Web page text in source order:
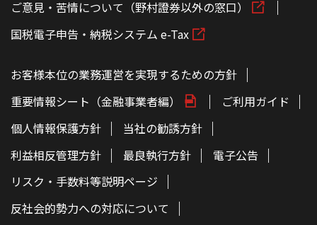
ご意見・苦情について（野村證券以外の窓口）
国税電子申告・納税システム e-Tax
お客様本位の業務運営を実現するための方針
重要情報シート（金融事業者編）
ご利用ガイド
個人情報保護方針
当社の勧誘方針
利益相反管理方針
最良執行方針
電子公告
リスク・手数料等説明ページ
反社会的勢力への対応について